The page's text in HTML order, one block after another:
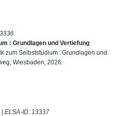
: Grundlagen und Vertiefung
zum Selbststudium : Grundlagen und
Wiesbaden, 2026.
ELSA-ID: 13337